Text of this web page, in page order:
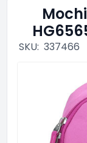
SKU: 337466